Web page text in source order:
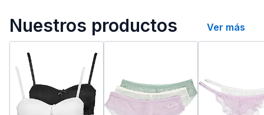
Nuestros productos Ver más